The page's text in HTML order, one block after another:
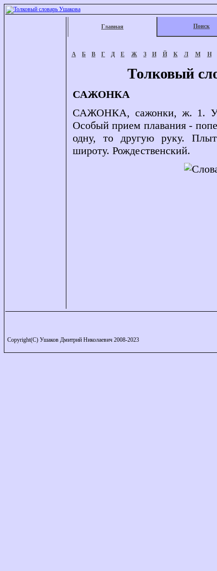
Главная Поиск
А Б В Г Д Е Ж З И Й К Л М Н
Толковый
САЖОНКА
САЖОНКА, сажонки, ж. 1.
Особый прием плавания -
одну, то другую руку.
широту. Рождественский.
Copyright(C) Ушаков Дмитрий Николаевич 2008-2023